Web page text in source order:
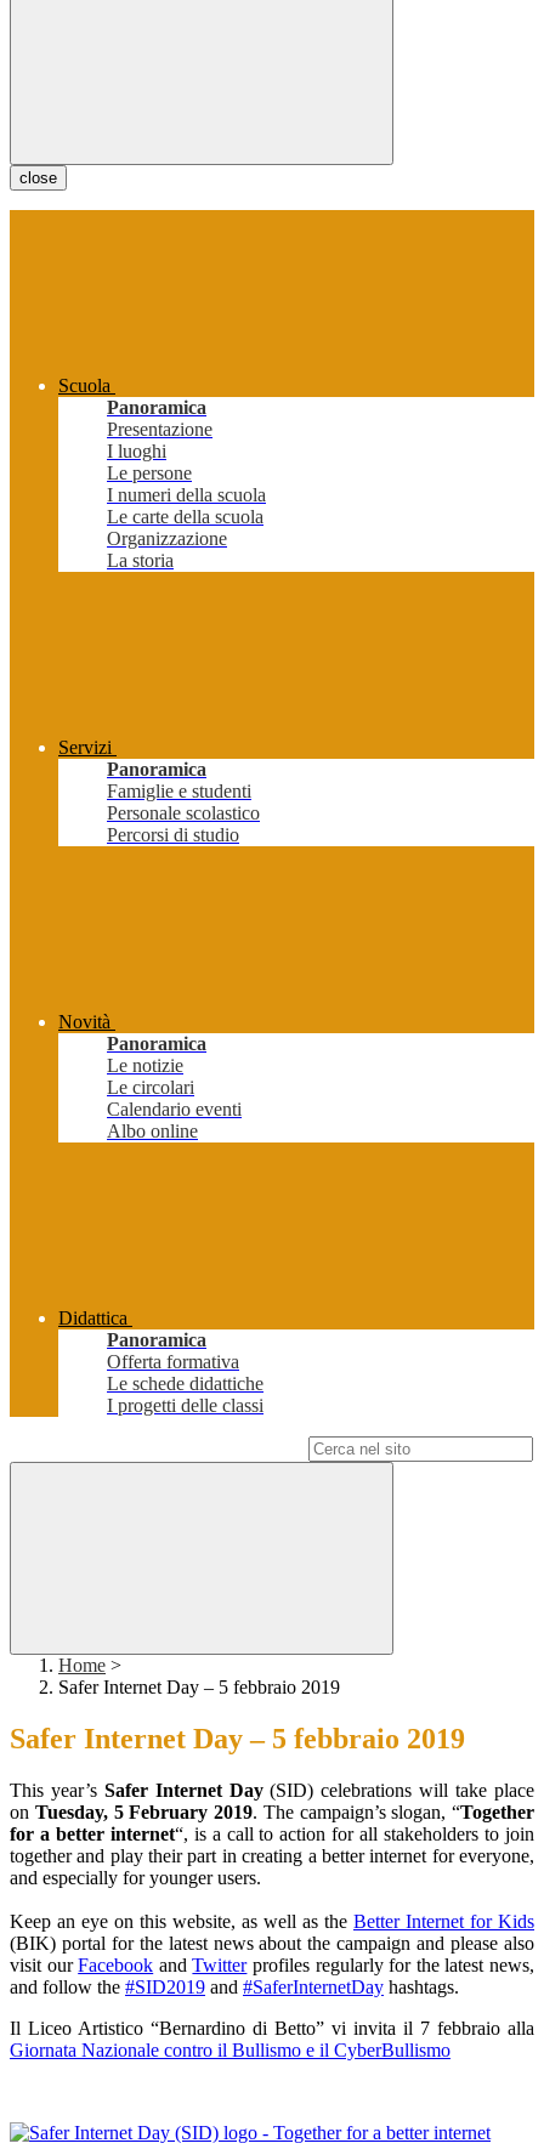
close
Scuola
Panoramica
Presentazione
I luoghi
Le persone
I numeri della scuola
Le carte della scuola
Organizzazione
La storia
Servizi
Panoramica
Famiglie e studenti
Personale scolastico
Percorsi di studio
Novità
Panoramica
Le notizie
Le circolari
Calendario eventi
Albo online
Didattica
Panoramica
Offerta formativa
Le schede didattiche
I progetti delle classi
Home >
Safer Internet Day – 5 febbraio 2019
Safer Internet Day – 5 febbraio 2019
This year’s Safer Internet Day(SID) celebrations will take place
on Tuesday, 5 February 2019. The campaign’s slogan, “Together
for a better internet“, is a call to action for all stakeholders to join
together and play their part in creating a better internet for everyone,
and especially for younger users.
Keep an eye on this website, as well as the Better Internet for Kids
(BIK) portal for the latest news about the campaign and please also
visit ourFacebook andTwitterprofiles regularly for the latest news,
and follow the #SID2019 and #SaferInternetDay hashtags.
Il Liceo Artistico “Bernardino di Betto” vi invita il 7 febbraio alla
Giornata Nazionale contro il Bullismo e il CyberBullismo